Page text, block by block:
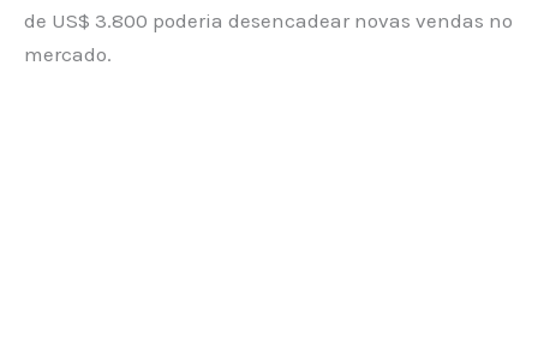
de US$ 3.800 poderia desencadear novas vendas no
mercado.